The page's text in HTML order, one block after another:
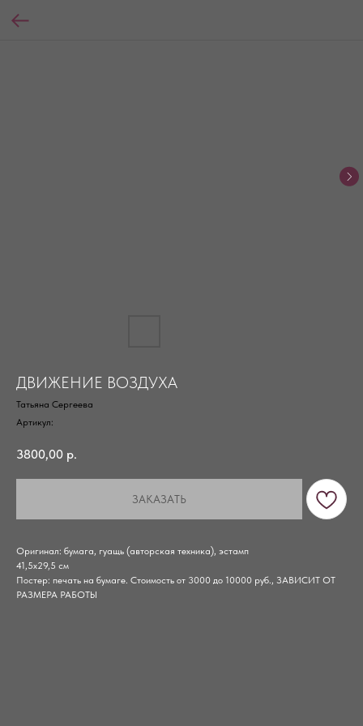
ДВИЖЕНИЕ ВОЗДУХА
Татьяна Сергеева
Артикул:
3800,00 р.
ЗАКАЗАТЬ
Оригинал: бумага, гуащь (авторская техника), эстамп
41,5х29,5 см
Постер: печать на бумаге. Стоимость от 3000 до 10000 руб., ЗАВИСИТ ОТ
РАЗМЕРА РАБОТЫ